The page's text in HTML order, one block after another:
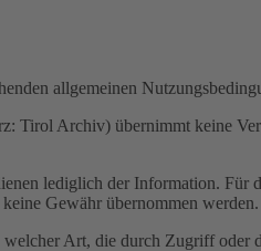
allgemeinen
Archiv) übernimmt keine
lediglich der Information.
Gewähr übernommen werden.
Art, die durch Zugriff oder